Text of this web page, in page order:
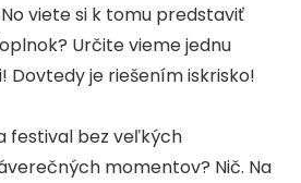
viete si k tomu predstaviť
Určite vieme jednu
Dovtedy je riešením iskrisko!
festival bez veľkých
momentov? Nič. Na